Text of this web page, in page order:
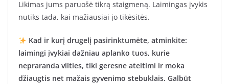
Likimas jums paruošė tikrą staigmeną. Laimingas įvykis
nutiks tada, kai mažiausiai jo tikėsitės.
Kad ir kurį drugelį pasirinktumėte, atminkite:
laimingi įvykiai dažniau aplanko tuos, kurie
nepraranda vilties, tiki geresne ateitimi ir moka
džiaugtis net mažais gyvenimo stebuklais. Galbūt